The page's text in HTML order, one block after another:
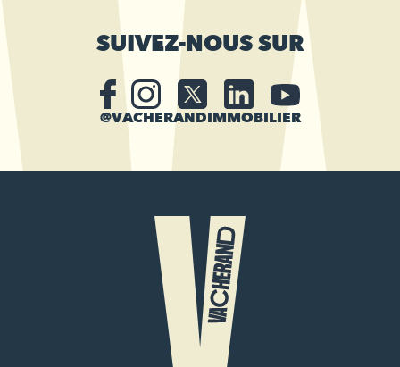
SUIVEZ-NOUS SUR
@VACHERANDIMMOBILIER